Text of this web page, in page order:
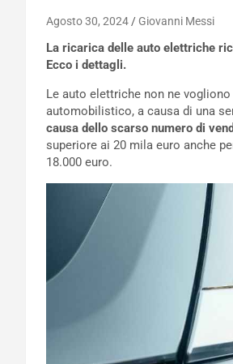
Agosto 30, 2024 Giovanni Messi
La ricarica delle auto elettriche
Ecco i dettagli.
Le auto elettriche non ne
automobilistico, a causa di una
causa dello scarso numero di
superiore ai 20 mila euro anche
18.000 euro.